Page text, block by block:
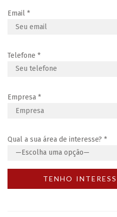
Email *
Telefone *
Empresa *
Qual a sua área de interesse? *